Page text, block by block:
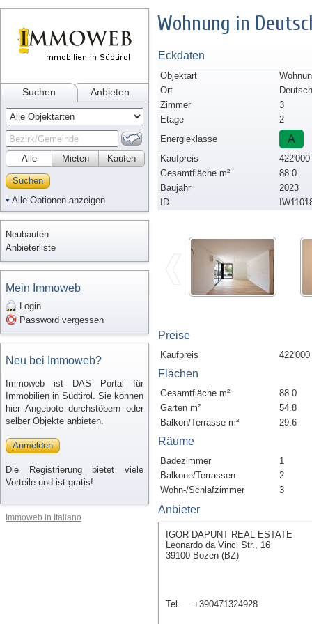
Suchen Anbieten
Alle Kaufen
Mieten
Suchen
Alle Optionen anzeigen
Neubauten
Anbieterliste
Mein Immoweb
Login
Password vergessen
Neu bei Immoweb?
Immoweb ist DAS Portal für
Immobilien in Südtirol. Sie können
hier Angebote durchstöbern oder
selber Objekte anbieten.
Anmelden
Die Registrierung bietet viele
Vorteile und ist gratis!
Immoweb in Italiano
Wohnung in
Eckdaten
Objektart
Ort
Zimmer
3
Etage
2
Energieklasse
A
Kaufpreis
422'000
Gesamtfläche m²
88.0
Baujahr
2023
ID
Preise
Kaufpreis 422'000
Flächen
Gesamtfläche m²
88.0
Garten m²
54.8
Balkon/Terrasse m²
29.6
Räume
Badezimmer
1
Balkone/Terrassen
2
Wohn-/Schlafzimmer
3
Anbieter
IGOR DAPUNT REAL ESTATE
Leonardo da Vinci Str., 16
39100 Bozen (BZ)
Tel. +390471324928